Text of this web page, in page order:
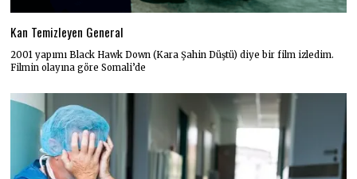
Kan Temizleyen General
2001 yapımı Black Hawk Down (Kara Şahin Düştü) diye bir film izledim.
Filmin olayına göre Somali’de